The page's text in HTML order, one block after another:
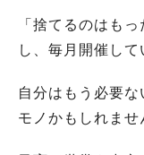
「捨てるのはも
し、毎月開催して
自分はもう必要
モノかもしれませ